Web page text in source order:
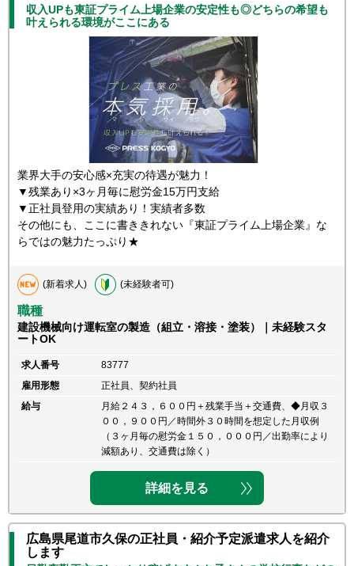
収入UPも東証プライム上場企業の安定性も◎どちらの希望も
叶えられる環境がここにある
業界大手の安心感×充実の待遇が魅力！
▼残業あり×3ヶ月毎に慰労金15万円支給
▼正社員登用の実績あり！実績者多数
その他にも、ここに書ききれない『東証プライム上場企業』な
らではの魅力たっぷり★
(新着求人) (未経験者可)
職種
建設機械向け運転室の製造（組立・溶接・塗装）｜未経験スタ
ートOK
求人番号
83777
雇用形態
正社員、契約社員
給与
月給２４３，６００円＋残業手当＋交通費、◆月収３
００，９００円／時間外３０時間を想定した月収例
（３ヶ月毎の慰労金１５０，０００円／出勤率により
減額あり、交通費は除く）
詳細を見る
広島県尾道市久保の正社員・紹介予定派遣求人を紹介
します